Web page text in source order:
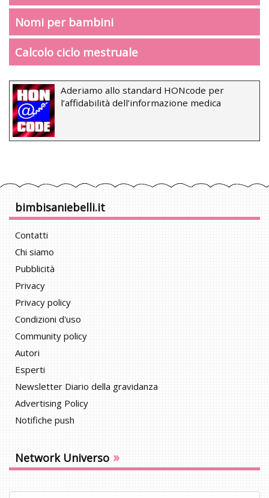
Nomi per bambini
Calcolo ciclo mestruale
Aderiamo allo standard HONcode per
l’affidabilità dell’informazione medica
bimbisaniebelli.it
Contatti
Chi siamo
Pubblicità
Privacy
Privacy policy
Condizioni d'uso
Community policy
Autori
Esperti
Newsletter Diario della gravidanza
Advertising Policy
Notifiche push
Network Universo »